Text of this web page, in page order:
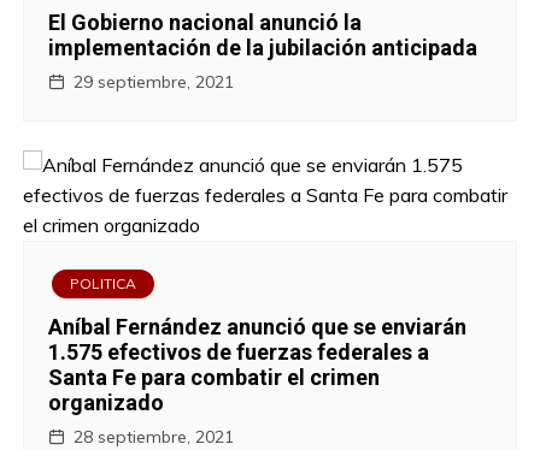
El Gobierno nacional anunció la
implementación de la jubilación anticipada
29 septiembre, 2021
POLITICA
Aníbal Fernández anunció que se enviarán
1.575 efectivos de fuerzas federales a
Santa Fe para combatir el crimen
organizado
28 septiembre, 2021